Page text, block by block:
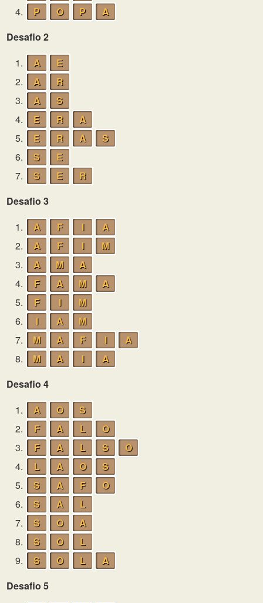
4.
P O P
A
Desafio 2
1.
A
E
2.
A
R
3.
A
S
4.
E R
A
5.
E R A
S
6.
S
E
7.
S E
R
Desafio 3
1.
A F I
A
2.
A F I
M
3.
A M
A
4.
F A M
A
5.
F I
M
6.
I A
M
7.
M A F I
A
8.
M A I
A
Desafio 4
1.
A O
S
2.
F A L
O
3.
F A L S
O
4.
L A O
S
5.
S A F
O
6.
S A
L
7.
S O
A
8.
S O
L
9.
S O L
A
Desafio 5